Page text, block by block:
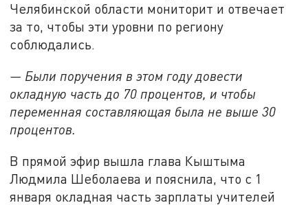
Челябинской области мониторит и отвечает
за то, чтобы эти уровни по региону
соблюдались.
— Были поручения в этом году довести
окладную часть до 70 процентов, и чтобы
переменная составляющая была не выше 30
процентов.
В прямой эфир вышла глава Кыштыма
Людмила Шеболаева и пояснила, что с 1
января окладная часть зарплаты учителей